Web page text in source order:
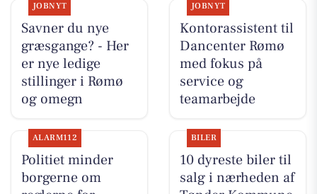
JOBNYT
Savner du nye
græsgange? - Her
er nye ledige
stillinger i Rømø
og omegn
JOBNYT
Kontorassistent til
Dancenter Rømø
med fokus på
service og
teamarbejde
ALARM112
Politiet minder
borgerne om
BILER
10 dyreste biler til
salg i nærheden af